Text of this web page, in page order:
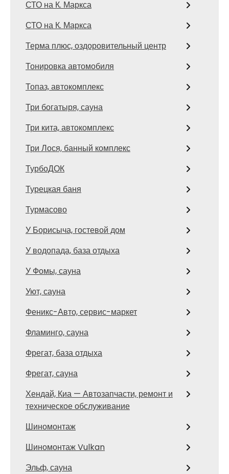
СТО на К. Маркса
СТО на К. Маркса
Терма плюс, оздоровительный центр
Тонировка автомобиля
Топаз, автокомплекс
Три богатыря, сауна
Три кита, автокомплекс
Три Лося, банный комплекс
ТурбоДОК
Турецкая баня
Турмасово
У Борисыча, гостевой дом
У водопада, база отдыха
У Фомы, сауна
Уют, сауна
Феникс-Авто, сервис-маркет
Фламинго, сауна
Фрегат, база отдыха
Фрегат, сауна
Хендай, Киа — Автозапчасти, ремонт и
техническое обслуживание
Шиномонтаж
Шиномонтаж Vulkan
Эльф, сауна